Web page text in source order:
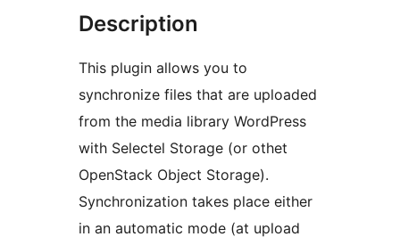
Description
This plugin allows you to
synchronize files that are uploaded
from the media library WordPress
with Selectel Storage (or othet
OpenStack Object Storage).
Synchronization takes place either
in an automatic mode (at upload